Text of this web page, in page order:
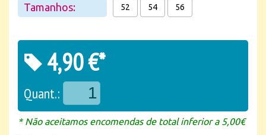
Tamanhos: 52 54 56
4,90 €*
Quant.:
* Não aceitamos encomendas de total inferior a 5,00€